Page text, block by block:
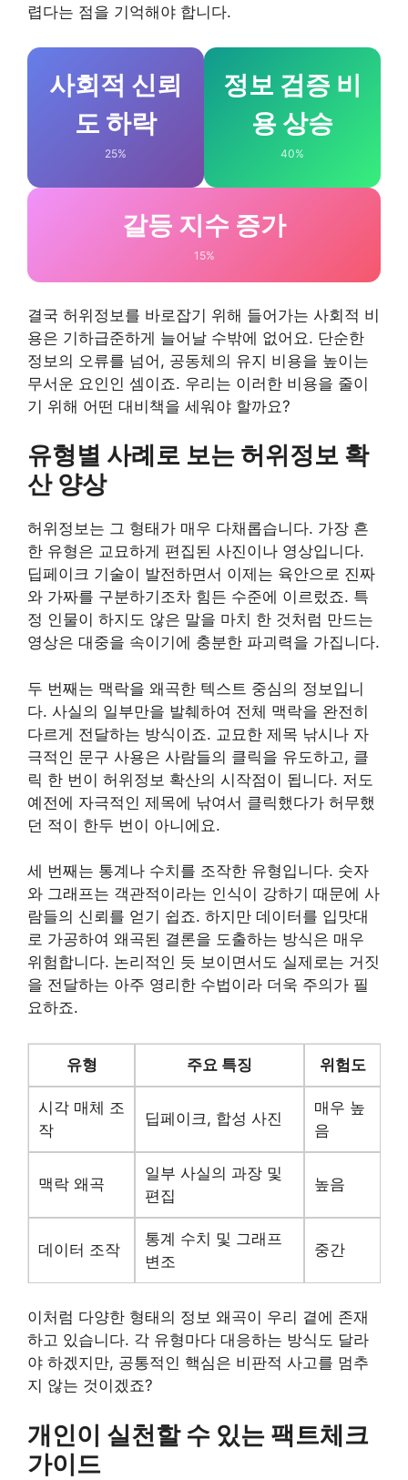
렵다는 점을 기억해야 합니다.
사회적 신뢰
도 하락
25%
정보 검증 비
용 상승
40%
갈등 지수 증가
15%
결국 허위정보를 바로잡기 위해 들어가는 사회적 비
용은 기하급준하게 늘어날 수밖에 없어요. 단순한
정보의 오류를 넘어, 공동체의 유지 비용을 높이는
무서운 요인인 셈이죠. 우리는 이러한 비용을 줄이
기 위해 어떤 대비책을 세워야 할까요?
유형별 사례로 보는 허위정보 확
산 양상
허위정보는 그 형태가 매우 다채롭습니다. 가장 흔
한 유형은 교묘하게 편집된 사진이나 영상입니다.
딥페이크 기술이 발전하면서 이제는 육안으로 진짜
와 가짜를 구분하기조차 힘든 수준에 이르렀죠. 특
정 인물이 하지도 않은 말을 마치 한 것처럼 만드는
영상은 대중을 속이기에 충분한 파괴력을 가집니다.
두 번째는 맥락을 왜곡한 텍스트 중심의 정보입니
다. 사실의 일부만을 발췌하여 전체 맥락을 완전히
다르게 전달하는 방식이죠. 교묘한 제목 낚시나 자
극적인 문구 사용은 사람들의 클릭을 유도하고, 클
릭 한 번이 허위정보 확산의 시작점이 됩니다. 저도
예전에 자극적인 제목에 낚여서 클릭했다가 허무했
던 적이 한두 번이 아니에요.
세 번째는 통계나 수치를 조작한 유형입니다. 숫자
와 그래프는 객관적이라는 인식이 강하기 때문에 사
람들의 신뢰를 얻기 쉽죠. 하지만 데이터를 입맛대
로 가공하여 왜곡된 결론을 도출하는 방식은 매우
위험합니다. 논리적인 듯 보이면서도 실제로는 거짓
을 전달하는 아주 영리한 수법이라 더욱 주의가 필
요하죠.
유형 주요 특징 위험도
시각 매체 조
작
딥페이크, 합성 사진
매우 높
음
맥락 왜곡
일부 사실의 과장 및
편집
높음
데이터 조작
통계 수치 및 그래프
변조
중간
이처럼 다양한 형태의 정보 왜곡이 우리 곁에 존재
하고 있습니다. 각 유형마다 대응하는 방식도 달라
야 하겠지만, 공통적인 핵심은 비판적 사고를 멈추
지 않는 것이겠죠?
개인이 실천할 수 있는 팩트체크
가이드